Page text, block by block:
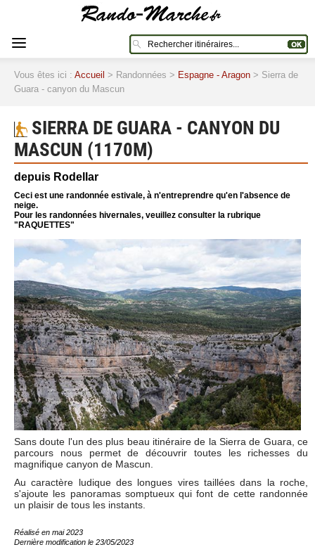
Vous êtes ici : Accueil > Randonnées > Espagne - Aragon > Sierra de
Guara - canyon du Mascun
SIERRA DE GUARA - CANYON DU
MASCUN (1170M)
depuis Rodellar
Ceci est une randonnée estivale, à n'entreprendre qu'en l'absence de
neige.
Pour les randonnées hivernales, veuillez consulter la rubrique
"RAQUETTES"
Sans doute l'un des plus beau itinéraire de la Sierra de Guara, ce
parcours nous permet de découvrir toutes les richesses du
magnifique canyon de Mascun.
Au caractère ludique des longues vires taillées dans la roche,
s'ajoute les panoramas somptueux qui font de cette randonnée
un plaisir de tous les instants.
Réalisé en mai 2023
Dernière modification le 23/05/2023